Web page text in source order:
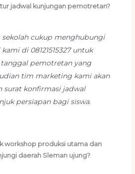
jadwal kunjungan pemotretan?
sekolah cukup menghubungi
di 08121515327 untuk
pemotretan yang
tim marketing kami akan
surat konfirmasi jadwal
persiapan bagi siswa.
workshop produksi utama dan
daerah Sleman ujung?